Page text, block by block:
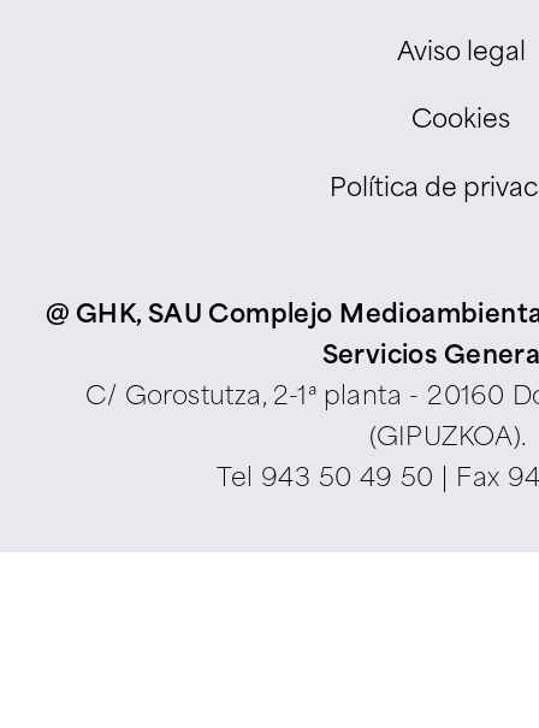
Aviso legal
Cookies
Política de
@ GHK, SAU Complejo
Servicios
C/ Gorostutza, 2-1ª planta - 20160
(GIPUZKOA).
Tel 943 50 49 50 | Fax